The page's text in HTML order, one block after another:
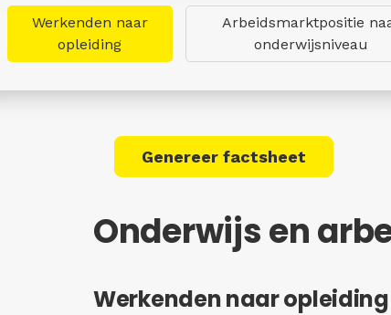
Werkenden naar
opleiding
Arbeidsmarktpositie
onderwijsniveau
Genereer factsheet
Onderwijs en
Werkenden naar opleiding